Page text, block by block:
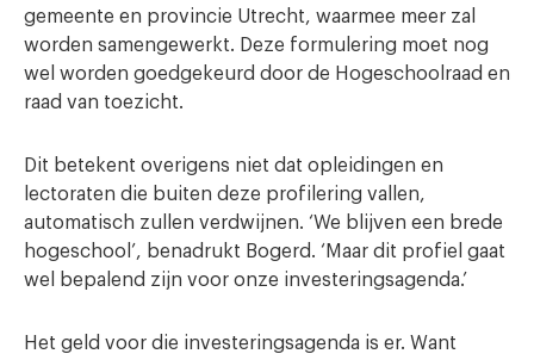
gemeente en provincie Utrecht, waarmee meer zal
worden samengewerkt. Deze formulering moet nog
wel worden goedgekeurd door de Hogeschoolraad en
raad van toezicht.
Dit betekent overigens niet dat opleidingen en
lectoraten die buiten deze profilering vallen,
automatisch zullen verdwijnen. ‘We blijven een brede
hogeschool’, benadrukt Bogerd. ‘Maar dit profiel gaat
wel bepalend zijn voor onze investeringsagenda.’
Het geld voor die investeringsagenda is er. Want